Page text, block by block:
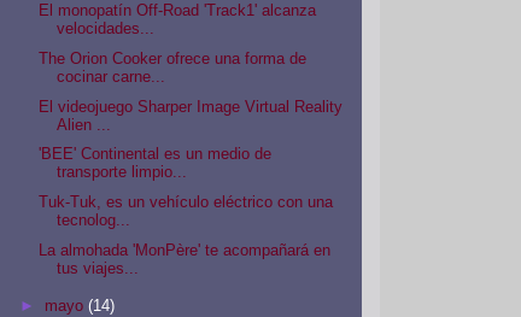
El monopatín Off-Road 'Track1' alcanza
velocidades...
The Orion Cooker ofrece una forma de
cocinar carne...
El videojuego Sharper Image Virtual Reality
Alien ...
'BEE' Continental es un medio de
transporte limpio...
Tuk-Tuk, es un vehículo eléctrico con una
tecnolog...
La almohada 'MonPère' te acompañará en
tus viajes...
► mayo (14)